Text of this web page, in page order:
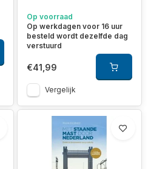
Op voorraad
Op werkdagen voor 16 uur
besteld wordt dezelfde dag
verstuurd
€41,99
Vergelijk